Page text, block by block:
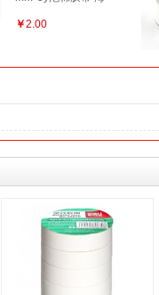
多功能 1卷/袋
￥2.00